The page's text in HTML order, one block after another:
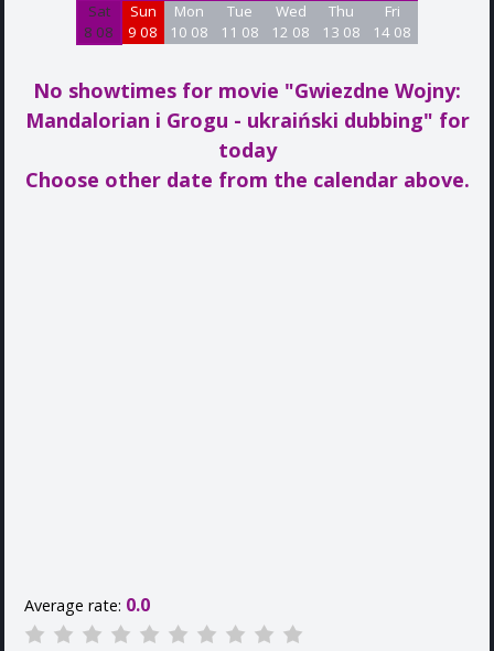
Sat
8 08
Sun
9 08
Mon
10 08
Tue
11 08
Wed
12 08
Thu
13 08
Fri
14 08
No showtimes for movie "Gwiezdne Wojny:
Mandalorian i Grogu - ukraiński dubbing" for
today
Choose other date from the calendar above.
Average rate: 0.0